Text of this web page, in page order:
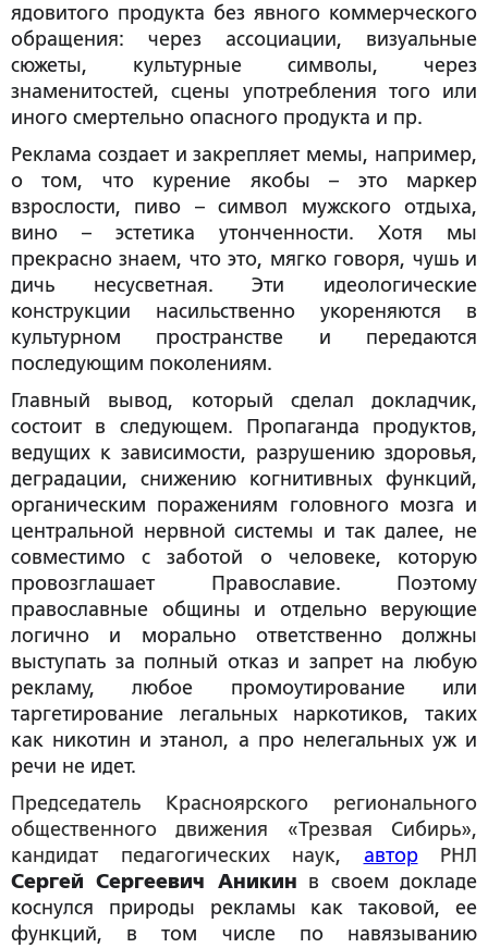
ядовитого продукта без явного коммерческого
обращения: через ассоциации, визуальные
сюжеты, культурные символы, через
знаменитостей, сцены употребления того или
иного смертельно опасного продукта и пр.
Реклама создает и закрепляет мемы, например,
о том, что курение якобы – это маркер
взрослости, пиво – символ мужского отдыха,
вино – эстетика утонченности. Хотя мы
прекрасно знаем, что это, мягко говоря, чушь и
дичь несусветная. Эти идеологические
конструкции насильственно укореняются в
культурном пространстве и передаются
последующим поколениям.
Главный вывод, который сделал докладчик,
состоит в следующем. Пропаганда продуктов,
ведущих к зависимости, разрушению здоровья,
деградации, снижению когнитивных функций,
органическим поражениям головного мозга и
центральной нервной системы и так далее, не
совместимо с заботой о человеке, которую
провозглашает Православие. Поэтому
православные общины и отдельно верующие
логично и морально ответственно должны
выступать за полный отказ и запрет на любую
рекламу, любое промоутирование или
таргетирование легальных наркотиков, таких
как никотин и этанол, а про нелегальных уж и
речи не идет.
Председатель Красноярского регионального
общественного движения «Трезвая Сибирь»,
кандидат педагогических наук, авторРНЛ
Сергей Сергеевич Аникин в своем докладе
коснулся природы рекламы как таковой, ее
функций, в том числе по навязыванию